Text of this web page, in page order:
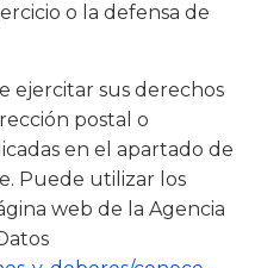
o la defensa de
ejercitar sus derechos
postal o
en el apartado de
Puede utilizar los
web de la Agencia